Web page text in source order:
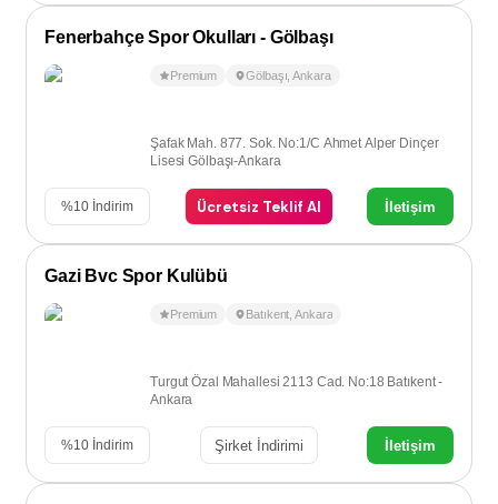
Fenerbahçe Spor Okulları - Gölbaşı
Premium Gölbaşı ,Ankara
Şafak Mah. 877. Sok. No:1/C Ahmet Alper Dinçer
Lisesi Gölbaşı-Ankara
%10 İndirim Ücretsiz Teklif Al İletişim
Gazi Bvc Spor Kulübü
Premium Batıkent ,Ankara
Turgut Özal Mahallesi 2113 Cad. No:18 Batıkent -
Ankara
%10 İndirim Şirket İndirimi İletişim